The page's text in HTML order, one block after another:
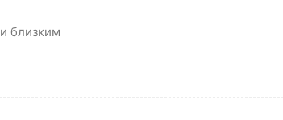
близким